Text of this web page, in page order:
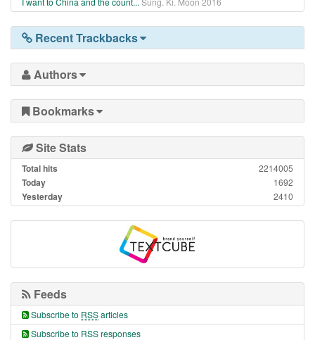
Recent Trackbacks
Authors
Bookmarks
Site Stats
Total hits 2214005
Today 1692
Yesterday 2410
Feeds
Subscribe to RSSarticles
Subscribe to RSS responses